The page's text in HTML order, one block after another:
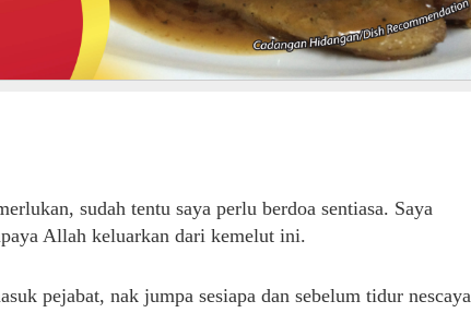
sudah tentu saya perlu berdoa sentiasa. Saya
Allah keluarkan dari kemelut ini.
pejabat, nak jumpa sesiapa dan sebelum tidur nescaya